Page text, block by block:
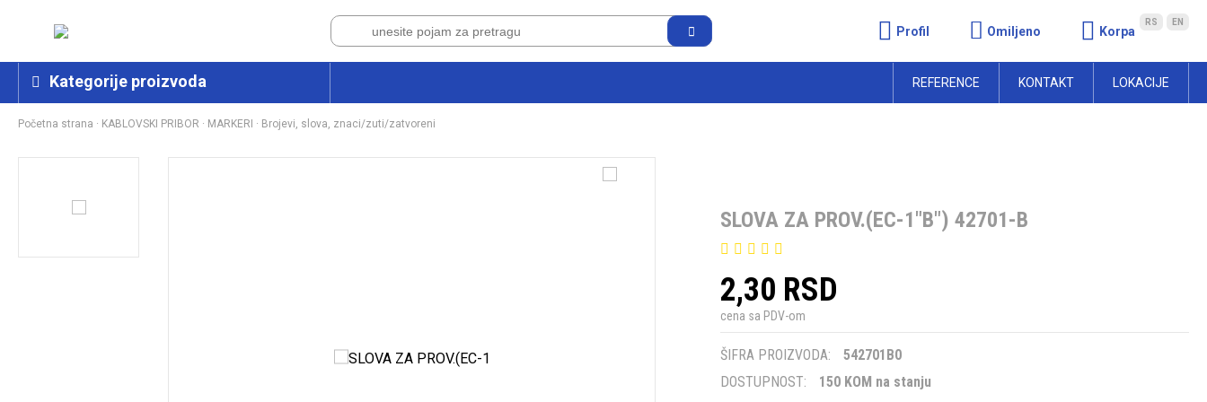
Profil Omiljeno Korpa
RS EN
Kategorije proizvoda REFERENCE KONTAKT LOKACIJE
Početna strana · KABLOVSKI PRIBOR · MARKERI · Brojevi, slova, znaci/zuti/zatvoreni
SLOVA ZA PROV.(EC-1"B") 42701-B
2,30 RSD
cena sa PDV-om
ŠIFRA PROIZVODA:
542701B0
DOSTUPNOST:
150 KOM na stanju